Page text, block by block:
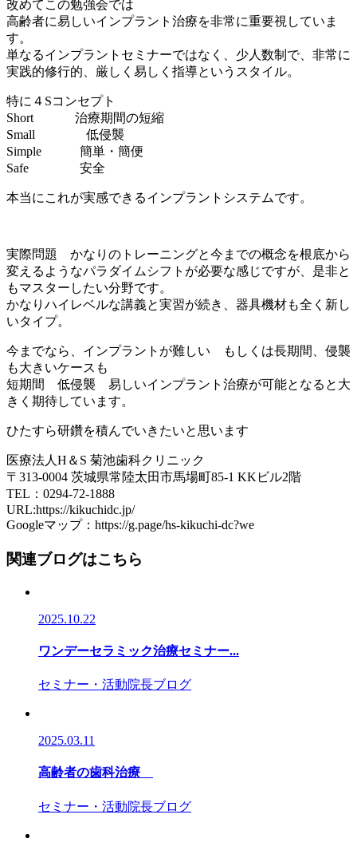
改めてこの勉強会では
高齢者に易しいインプラント治療を非常に重要視していま
す。
単なるインプラントセミナーではなく、少人数制で、非常に
実践的修行的、厳しく易しく指導というスタイル。
特に４Sコンセプト
Short 治療期間の短縮
Small 低侵襲
Simple 簡単・簡便
Safe 安全
本当にこれが実感できるインプラントシステムです。
実際問題 かなりのトレーニングと今までの概念を根底から
変えるようなパラダイムシフトが必要な感じですが、是非と
もマスターしたい分野です。
かなりハイレベルな講義と実習が続き、器具機材も全く新し
いタイプ。
今までなら、インプラントが難しい もしくは長期間、侵襲
も大きいケースも
短期間 低侵襲 易しいインプラント治療が可能となると大
きく期待しています。
ひたすら研鑽を積んでいきたいと思います
医療法人H＆S 菊池歯科クリニック
〒313-0004 茨城県常陸太田市馬場町85-1 KKビル2階
TEL：0294-72-1888
URL:https://kikuchidc.jp/
Googleマップ：https://g.page/hs-kikuchi-dc?we
関連ブログはこちら
2025.10.22
ワンデーセラミック治療セミナー...
セミナー・活動院長ブログ
2025.03.11
高齢者の歯科治療
セミナー・活動院長ブログ